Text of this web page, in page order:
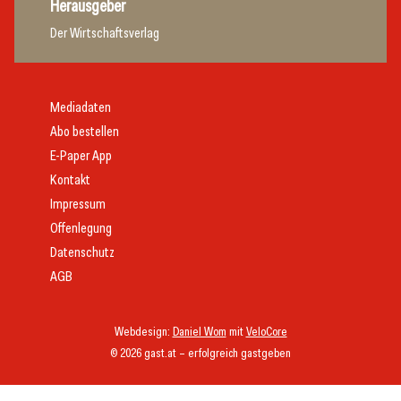
Herausgeber
Der Wirtschaftsverlag
© 2026 gast.at – erfolgreich gastgeben
Webdesign: Daniel Wom mitVeloCore
Mediadaten
Abo bestellen
E-Paper App
Kontakt
Impressum
Offenlegung
Datenschutz
AGB